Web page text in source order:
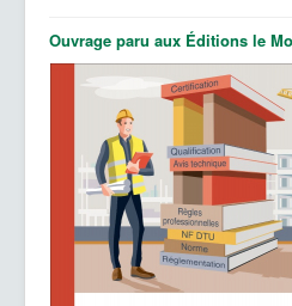
Ouvrage paru aux Éditions le